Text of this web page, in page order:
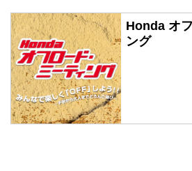
Honda オ
ング